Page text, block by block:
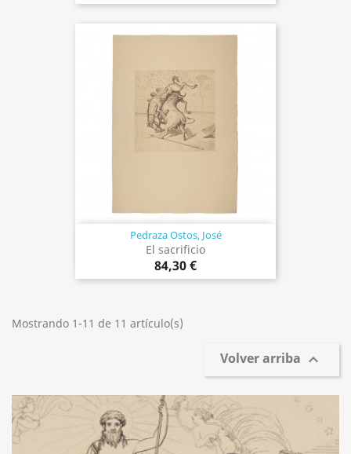
Pedraza Ostos, José
El sacrificio
84,30 €
Mostrando 1-11 de 11 artículo(s)
Volver arriba 